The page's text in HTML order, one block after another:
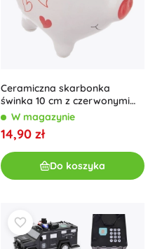
Ceramiczna skarbonka
świnka 10 cm z czerwonymi
serduszkami
W magazynie
14,90 zł
Do koszyka